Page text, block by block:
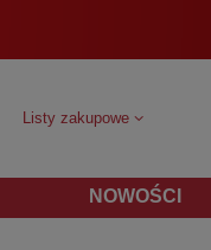
Listy zakupowe
NOWOŚCI